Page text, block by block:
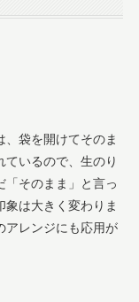
、袋を開けてそのま
ているので、生のり
「そのまま」と言っ
は大きく変わりま
アレンジにも応用が